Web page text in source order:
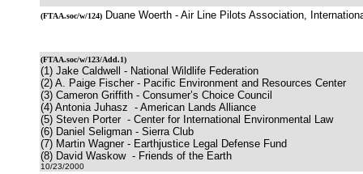
(FTAA.soc/w/124) Duane Woerth - Air Line Pilots Association,
(FTAA.soc/w/123/Add.1)
(1) Jake Caldwell - National Wildlife Federation
(2) A. Paige Fischer - Pacific Environment and Resources Center
(3) Cameron Griffith - Consumer’s Choice Council
(4) Antonia Juhasz - American Lands Alliance
(5) Steven Porter - Center for International Environmental Law
(6) Daniel Seligman - Sierra Club
(7) Martin Wagner - Earthjustice Legal Defense Fund
(8) David Waskow - Friends of the Earth
10/23/2000